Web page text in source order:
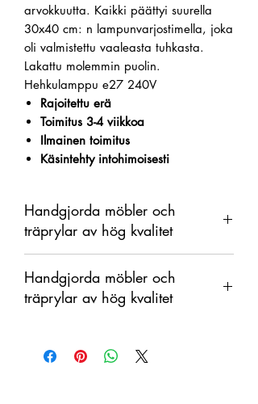
arvokkuutta. Kaikki päättyi suurella
30x40 cm: n lampunvarjostimella, joka
oli valmistettu vaaleasta tuhkasta.
Lakattu molemmin puolin.
Hehkulamppu e27 240V
Rajoitettu erä
Toimitus 3-4 viikkoa
Ilmainen toimitus
Käsintehty intohimoisesti
Handgjorda möbler och
träprylar av hög kvalitet
orgaanisena materiaalina, jossa on
värimuutoksia. Siksi tuotteen ja
Handgjorda möbler och
träprylar av hög kvalitet
orgaanisena materiaalina, jossa on
värimuutoksia. Siksi tuotteen ja